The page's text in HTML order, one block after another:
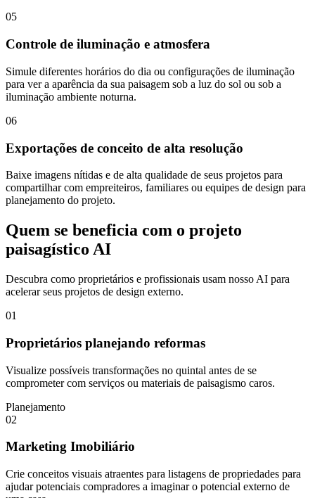
05
Controle de iluminação e atmosfera
Simule diferentes horários do dia ou configurações de iluminação
para ver a aparência da sua paisagem sob a luz do sol ou sob a
iluminação ambiente noturna.
06
Exportações de conceito de alta resolução
Baixe imagens nítidas e de alta qualidade de seus projetos para
compartilhar com empreiteiros, familiares ou equipes de design para
planejamento do projeto.
Quem se beneficia com o projeto
paisagístico AI
Descubra como proprietários e profissionais usam nosso AI para
acelerar seus projetos de design externo.
01
Proprietários planejando reformas
Visualize possíveis transformações no quintal antes de se
comprometer com serviços ou materiais de paisagismo caros.
Planejamento
02
Marketing Imobiliário
Crie conceitos visuais atraentes para listagens de propriedades para
ajudar potenciais compradores a imaginar o potencial externo de